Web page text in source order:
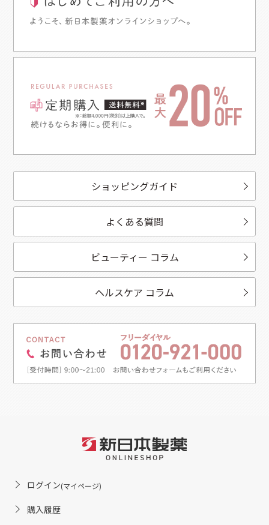
ショッピングガイド
よくある質問
ビューティー コラム
ヘルスケア コラム
ログイン(マイページ)
購入履歴